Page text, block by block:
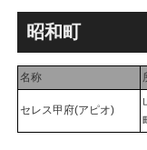
跡地の開発計画や
設進行などにより駅
が形成へ！！
昭和町
名称
セレス甲府(アピオ)